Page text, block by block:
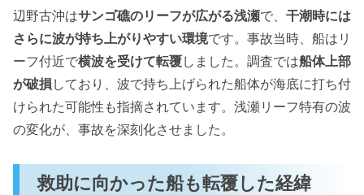
辺野古沖はサンゴ礁のリーフが広がる浅瀬で、 干潮時には
さらに波が持ち上がりやすい環境です。事故当時、船はリ
ーフ付近で横波を受けて転覆しました。調査では船体上部
が破損 しており、波で持ち上げられた船体が海底に打ち付
けられた可能性も指摘されています。浅瀬リーフ特有の波
の変化が、事故を深刻化させました。
救助に向かった船も転覆した経緯